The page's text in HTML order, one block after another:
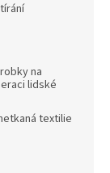
na
lidské
textilie